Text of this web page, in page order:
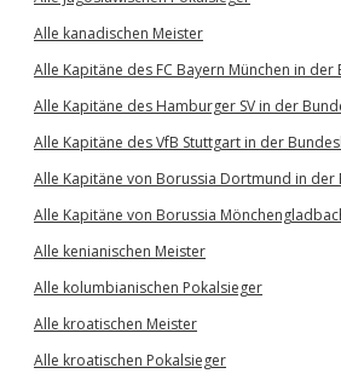
Alle kanadischen Meister
Alle Kapitäne des FC Bayern München in der
Alle Kapitäne des Hamburger SV in der
Alle Kapitäne des VfB Stuttgart in der
Alle Kapitäne von Borussia Dortmund in der
Alle Kapitäne von Borussia
Alle kenianischen Meister
Alle kolumbianischen Pokalsieger
Alle kroatischen Meister
Alle kroatischen Pokalsieger